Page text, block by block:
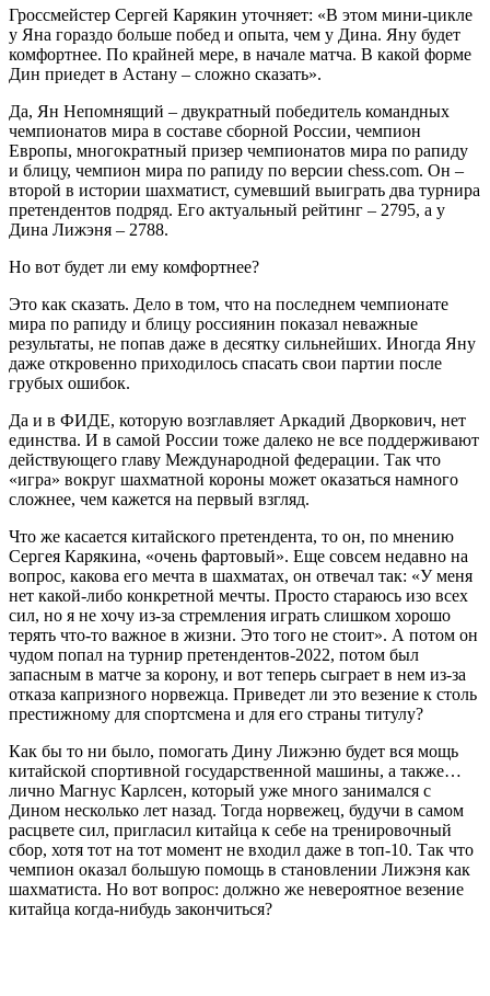
Гроссмейстер Сергей Карякин уточняет: «В этом мини-цикле
у Яна гораздо больше побед и опыта, чем у Дина. Яну будет
комфортнее. По крайней мере, в начале матча. В какой форме
Дин приедет в Астану – сложно сказать».
Да, Ян Непомнящий – двукратный победитель командных
чемпионатов мира в составе сборной России, чемпион
Европы, многократный призер чемпионатов мира по рапиду
и блицу, чемпион мира по рапиду по версии chess.com. Он –
второй в истории шахматист, сумевший выиграть два турнира
претендентов подряд. Его актуальный рейтинг – 2795, а у
Дина Лижэня – 2788.
Но вот будет ли ему комфортнее?
Это как сказать. Дело в том, что на последнем чемпионате
мира по рапиду и блицу россиянин показал неважные
результаты, не попав даже в десятку сильнейших. Иногда Яну
даже откровенно приходилось спасать свои партии после
грубых ошибок.
Да и в ФИДЕ, которую возглавляет Аркадий Дворкович, нет
единства. И в самой России тоже далеко не все поддерживают
действующего главу Международной федерации. Так что
«игра» вокруг шахматной короны может оказаться намного
сложнее, чем кажется на первый взгляд.
Что же касается китайского претендента, то он, по мнению
Сергея Карякина, «очень фартовый». Еще совсем недавно на
вопрос, какова его мечта в шахматах, он отвечал так: «У меня
нет какой-либо конкретной мечты. Просто стараюсь изо всех
сил, но я не хочу из-за стремления играть слишком хорошо
терять что-то важное в жизни. Это того не стоит». А потом он
чудом попал на турнир претендентов-2022, потом был
запасным в матче за корону, и вот теперь сыграет в нем из-за
отказа капризного норвежца. Приведет ли это везение к столь
престижному для спортсмена и для его страны титулу?
Как бы то ни было, помогать Дину Лижэню будет вся мощь
китайской спортивной государственной машины, а также…
лично Магнус Карлсен, который уже много занимался с
Дином несколько лет назад. Тогда норвежец, будучи в самом
расцвете сил, пригласил китайца к себе на тренировочный
сбор, хотя тот на тот момент не входил даже в топ-10. Так что
чемпион оказал большую помощь в становлении Лижэня как
шахматиста. Но вот вопрос: должно же невероятное везение
китайца когда-нибудь закончиться?